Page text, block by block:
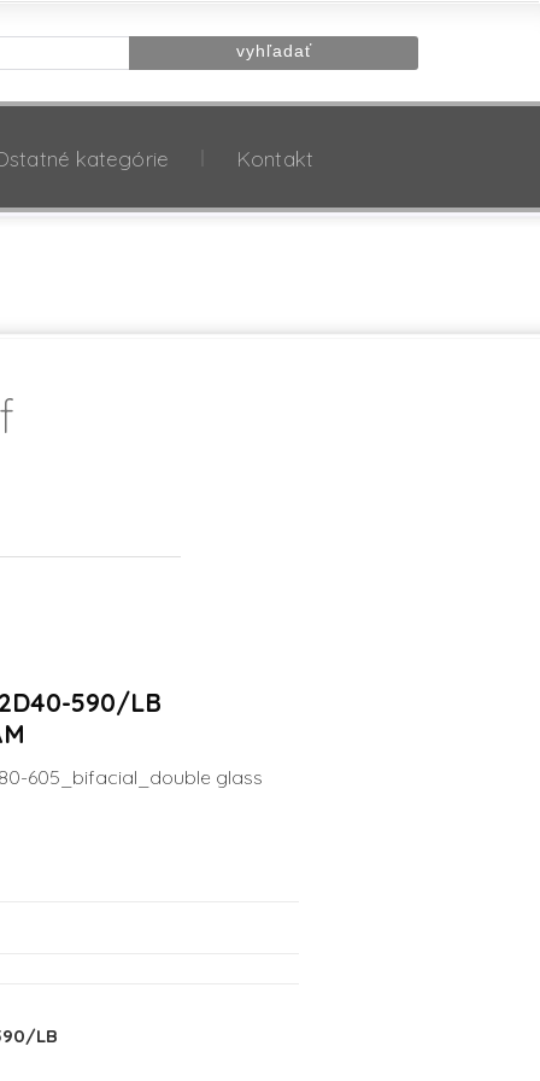
kategórie Kontakt
590/LB
605_bifacial_double glass
LB